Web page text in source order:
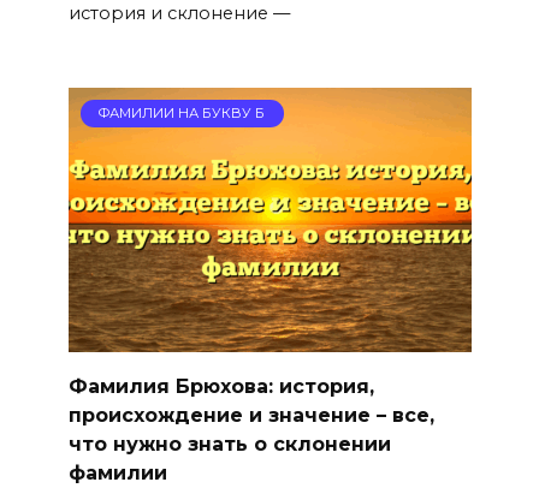
история и склонение —
ФАМИЛИИ НА БУКВУ Б
Фамилия Брюхова: история,
происхождение и значение – все,
что нужно знать о склонении
фамилии